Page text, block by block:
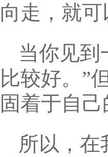
向走，就
当你见到
比较好。”
固着于自
所以，